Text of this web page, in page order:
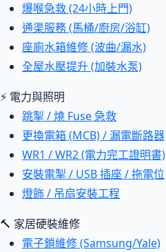
爆喉急救 (24小時上門)
通渠服務 (馬桶/廚房/浴缸)
座廁水箱維修 (波曲/漏水)
全屋水壓提升 (加裝水泵)
⚡ 電力與照明
跳掣 / 燒 Fuse 急救
更換電箱 (MCB) / 漏電斷路器
WR1 / WR2 (電力完工證明書)
安裝電掣 / USB 插座 / 拖電位
燈飾 / 吊扇安裝工程
🔨 家居硬裝維修
電子鎖維修 (Samsung/Yale)